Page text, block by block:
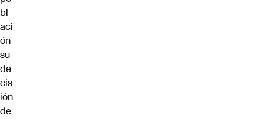
bl
aci
ón
su
de
cis
ión
de